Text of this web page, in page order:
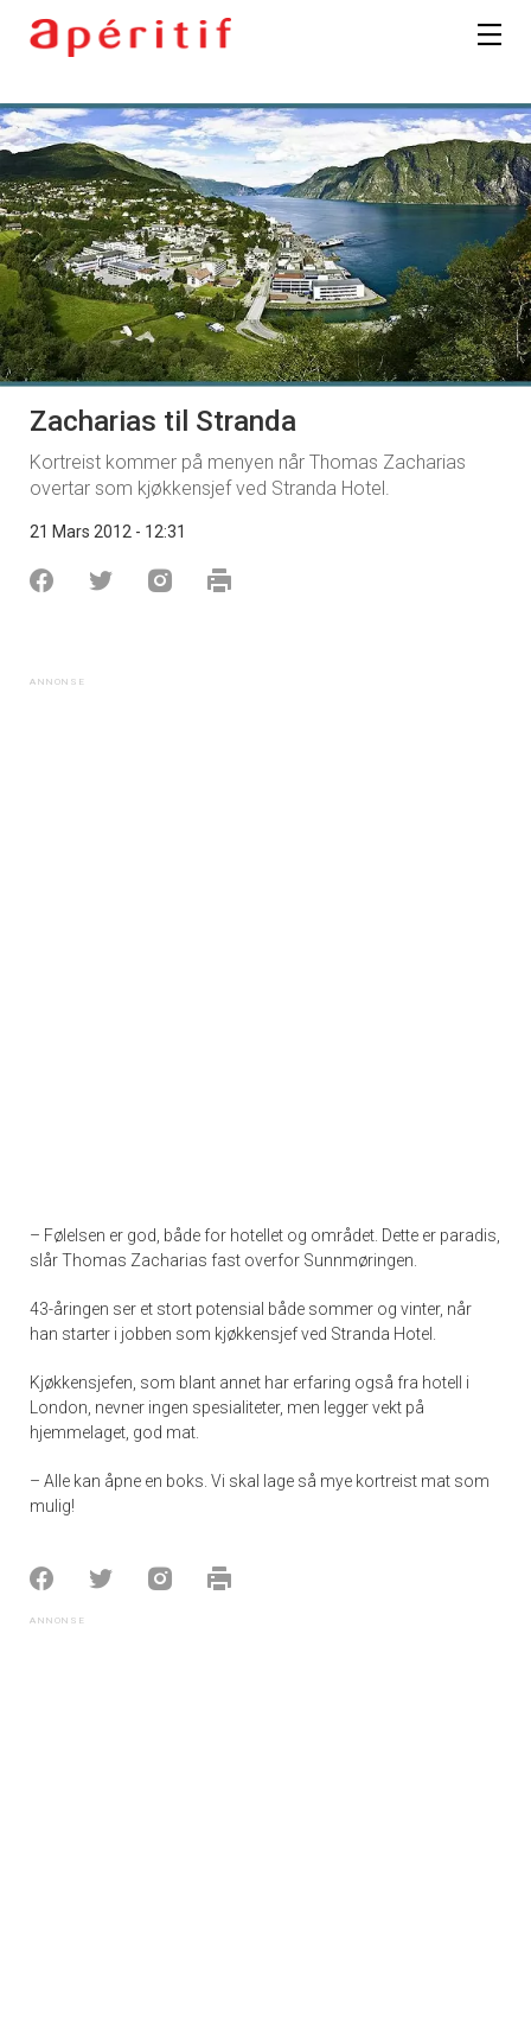
Zacharias til Stranda
Kortreist kommer på menyen når Thomas Zacharias
overtar som kjøkkensjef ved Stranda Hotel.
21 Mars 2012 - 12:31
– Følelsen er god, både for hotellet og området. Dette er paradis,
slår Thomas Zacharias fast overfor Sunnmøringen.
43-åringen ser et stort potensial både sommer og vinter, når
han starter i jobben som kjøkkensjef ved Stranda Hotel.
Kjøkkensjefen, som blant annet har erfaring også fra hotell i
London, nevner ingen spesialiteter, men legger vekt på
hjemmelaget, god mat.
– Alle kan åpne en boks. Vi skal lage så mye kortreist mat som
mulig!